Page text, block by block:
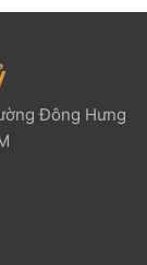
Đông Hưng